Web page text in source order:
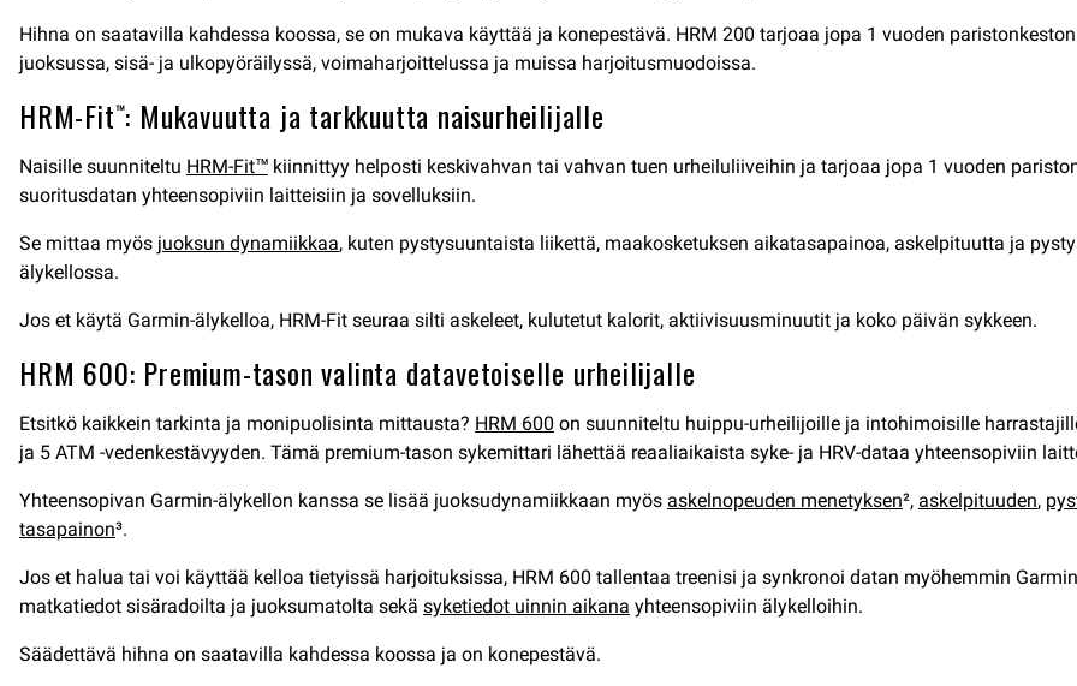
Hihna on saatavilla kahdessa koossa, se on mukava käyttää ja konepestävä. HRM 200 tarjoaa jopa 1 vuoden
juoksussa, sisä- ja ulkopyöräilyssä, voimaharjoittelussa ja muissa harjoitusmuodoissa.
HRM-Fit™: Mukavuutta ja tarkkuutta naisurheilijalle
Naisille suunniteltu HRM-Fit™ kiinnittyy helposti keskivahvan tai vahvan tuen urheiluliiveihin ja tarjoaa jopa 1 vuoden
suoritusdatan yhteensopiviin laitteisiin ja sovelluksiin.
Se mittaa myös juoksun dynamiikkaa, kuten pystysuuntaista liikettä, maakosketuksen aikatasapainoa, askelpituutta ja
älykellossa.
Jos et käytä Garmin-älykelloa, HRM-Fit seuraa silti askeleet, kulutetut kalorit, aktiivisuusminuutit ja koko päivän sykkeen.
HRM 600: Premium-tason valinta datavetoiselle urheilijalle
Etsitkö kaikkein tarkinta ja monipuolisinta mittausta? HRM 600 on suunniteltu huippu-urheilijoille ja intohimoisille
ja 5 ATM -vedenkestävyyden. Tämä premium-tason sykemittari lähettää reaaliaikaista syke- ja HRV-dataa yhteensopiviin
Yhteensopivan Garmin-älykellon kanssa se lisää juoksudynamiikkaan myös askelnopeuden menetyksen², askelpituuden,
tasapainon³.
Jos et halua tai voi käyttää kelloa tietyissä harjoituksissa, HRM 600 tallentaa treenisi ja synkronoi datan myöhemmin
matkatiedot sisäradoilta ja juoksumatolta sekä syketiedot uinnin aikana yhteensopiviin älykelloihin.
Säädettävä hihna on saatavilla kahdessa koossa ja on konepestävä.